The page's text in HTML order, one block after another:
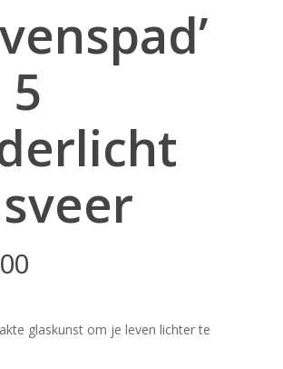
glaskunst om je leven lichter te